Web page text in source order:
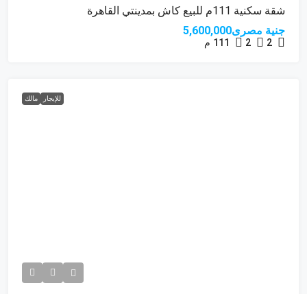
شقة سكنية 111م للبيع كاش بمدينتي القاهرة
جنية مصرى5,600,000
2
2
111 م
للإيجار مالك